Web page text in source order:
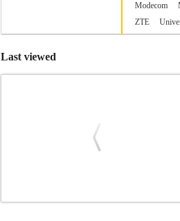
Modecom
ZTE
Last viewed